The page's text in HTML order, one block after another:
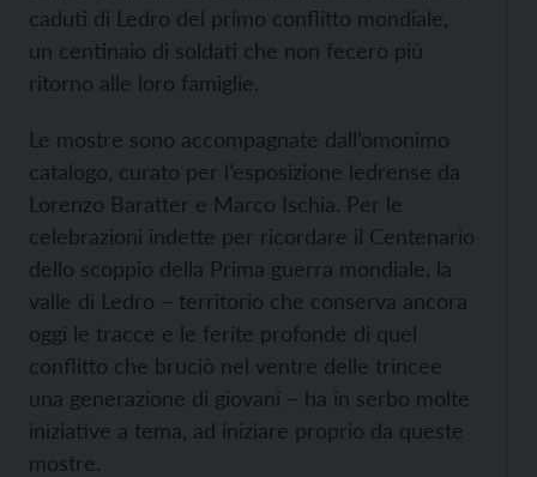
caduti di Ledro del primo conflitto mondiale,
un centinaio di soldati che non fecero più
ritorno alle loro famiglie.
Le mostre sono accompagnate dall’omonimo
catalogo, curato per l’esposizione ledrense da
Lorenzo Baratter e Marco Ischia. Per le
celebrazioni indette per ricordare il Centenario
dello scoppio della Prima guerra mondiale, la
valle di Ledro – territorio che conserva ancora
oggi le tracce e le ferite profonde di quel
conflitto che bruciò nel ventre delle trincee
una generazione di giovani – ha in serbo molte
iniziative a tema, ad iniziare proprio da queste
mostre.